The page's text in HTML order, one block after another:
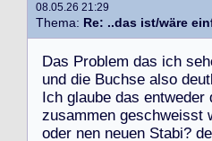
08.05.26 21:29
Thema: Re: ..das ist/wäre
Das Problem das ich seh
und die Buchse also deutl
Ich glaube das entweder
zusammen geschweisst
oder nen neuen Stabi? de